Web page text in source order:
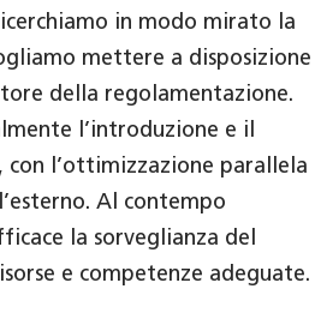
in modo mirato la
mettere a disposizione
della regolamentazione.
l’introduzione e il
l’ottimizzazione parallela
Al contempo
la sorveglianza del
e competenze adeguate.